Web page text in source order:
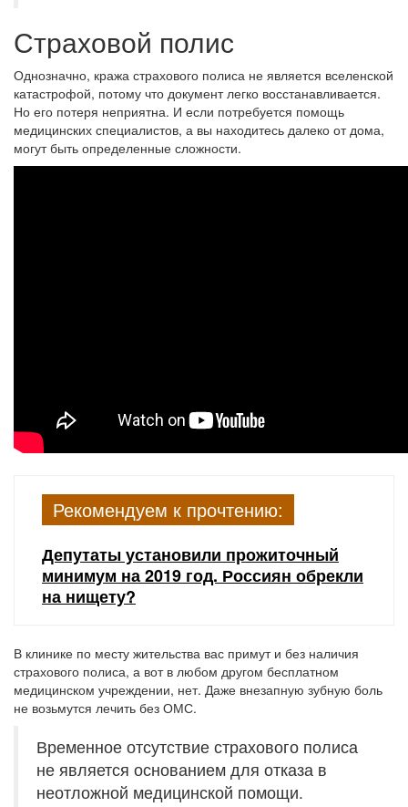
Страховой полис
Однозначно, кража страхового полиса не является вселенской
катастрофой, потому что документ легко восстанавливается.
Но его потеря неприятна. И если потребуется помощь
медицинских специалистов, а вы находитесь далеко от дома,
могут быть определенные сложности.
Рекомендуем к прочтению:
Депутаты установили прожиточный
минимум на 2019 год. Россиян обрекли
на нищету?
В клинике по месту жительства вас примут и без наличия
страхового полиса, а вот в любом другом бесплатном
медицинском учреждении, нет. Даже внезапную зубную боль
не возьмутся лечить без ОМС.
Временное отсутствие страхового полиса
не является основанием для отказа в
неотложной медицинской помощи.